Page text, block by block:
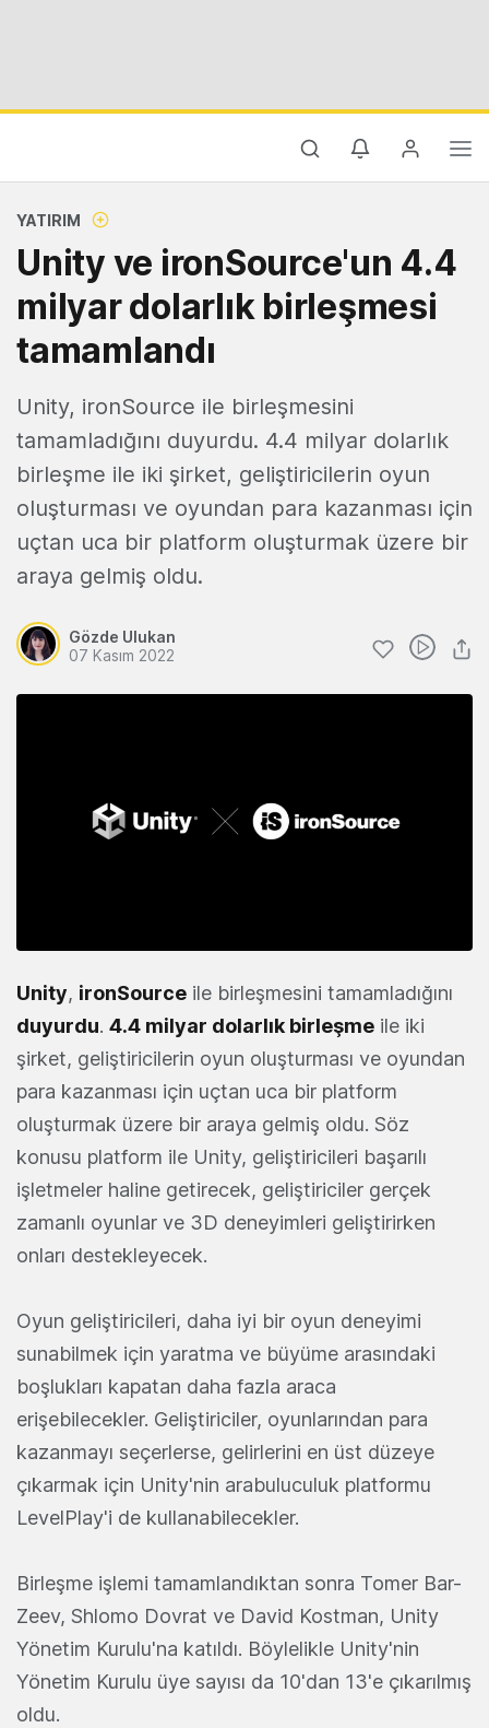
YATIRIM
Unity ve ironSource'un 4.4
milyar dolarlık birleşmesi
tamamlandı
Unity, ironSource ile birleşmesini
tamamladığını duyurdu. 4.4 milyar dolarlık
birleşme ile iki şirket, geliştiricilerin oyun
oluşturması ve oyundan para kazanması için
uçtan uca bir platform oluşturmak üzere bir
araya gelmiş oldu.
Gözde Ulukan
07 Kasım 2022
Unity, ironSource ile birleşmesini tamamladığını
duyurdu. 4.4 milyar dolarlık birleşme ile iki
şirket, geliştiricilerin oyun oluşturması ve oyundan
para kazanması için uçtan uca bir platform
oluşturmak üzere bir araya gelmiş oldu. Söz
konusu platform ile Unity, geliştiricileri başarılı
işletmeler haline getirecek, geliştiriciler gerçek
zamanlı oyunlar ve 3D deneyimleri geliştirirken
onları destekleyecek.
Oyun geliştiricileri, daha iyi bir oyun deneyimi
sunabilmek için yaratma ve büyüme arasındaki
boşlukları kapatan daha fazla araca
erişebilecekler. Geliştiriciler, oyunlarından para
kazanmayı seçerlerse, gelirlerini en üst düzeye
çıkarmak için Unity'nin arabuluculuk platformu
LevelPlay'i de kullanabilecekler.
Birleşme işlemi tamamlandıktan sonra Tomer Bar-
Zeev, Shlomo Dovrat ve David Kostman, Unity
Yönetim Kurulu'na katıldı. Böylelikle Unity'nin
Yönetim Kurulu üye sayısı da 10'dan 13'e çıkarılmış
oldu.